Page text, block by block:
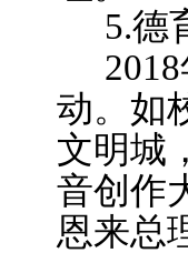
5.德
2018
动。如
文明城
音创作
恩来总